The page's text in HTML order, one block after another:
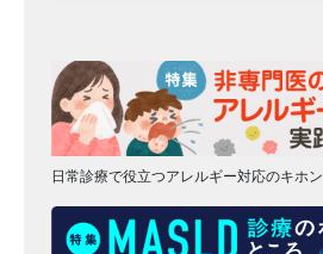
日常診療で役立つアレルギー対応のキホン